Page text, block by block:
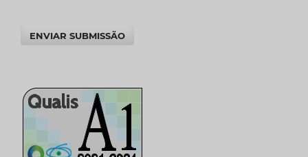
ENVIAR SUBMISSÃO